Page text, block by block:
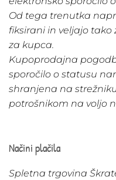
Od tega trenutka
fiksirani in veljajo tako
za kupca.
Kupoprodajna
sporočilo o statusu
shranjena na
potrošnikom na voljo
Načini plačila
Spletna trgovina